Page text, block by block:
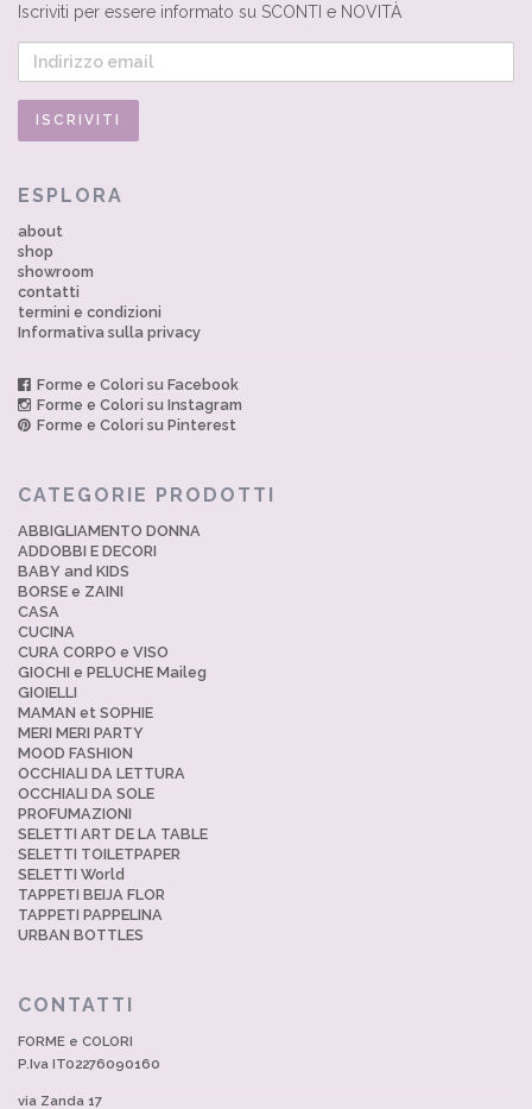
Iscriviti per essere informato su SCONTI e NOVITÀ
ESPLORA
about
shop
showroom
contatti
termini e condizioni
Informativa sulla privacy
Forme e Colori su Facebook
Forme e Colori su Instagram
Forme e Colori su Pinterest
CATEGORIE PRODOTTI
ABBIGLIAMENTO DONNA
ADDOBBI E DECORI
BABY and KIDS
BORSE e ZAINI
CASA
CUCINA
CURA CORPO e VISO
GIOCHI e PELUCHE Maileg
GIOIELLI
MAMAN et SOPHIE
MERI MERI PARTY
MOOD FASHION
OCCHIALI DA LETTURA
OCCHIALI DA SOLE
PROFUMAZIONI
SELETTI ART DE LA TABLE
SELETTI TOILETPAPER
SELETTI World
TAPPETI BEIJA FLOR
TAPPETI PAPPELINA
URBAN BOTTLES
CONTATTI
FORME e COLORI
P.Iva IT02276090160
via Zanda 17